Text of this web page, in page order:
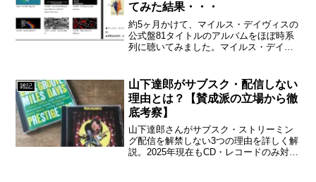
てみた結果・・・
約5ヶ月かけて、マイルス・デイヴィスの
公式盤81タイトルのアルバムをほぼ時系
列に聴いてみました。マイルス・デイヴ
イヴィスのように膨大な作品を残したミ
ュージシャンの音楽を時系列に楽しんで
いくことでわかる楽しみかたをご紹介し
ていきます。
雑記
山下達郎がサブスク・配信しない
理由とは？【賛成派の立場から徹
底考察】
山下達郎さんがサブスク・ストリーミン
グ配信を解禁しない3つの理由を詳しく解
説。2025年現在もCD・レコードのみ対